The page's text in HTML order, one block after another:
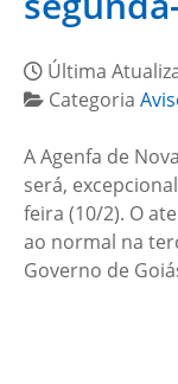
Última
Categoria
A Agenfa de
será,
feira (10/2). O
ao normal na
Governo de